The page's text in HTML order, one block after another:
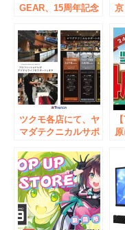
GEAR、15周年記念
展
ツクモ各店にて、ヤ
マダテクニカルサポ
取り扱い、新規会員
の受付を開始いたし
ます。